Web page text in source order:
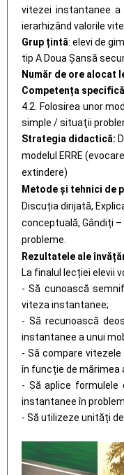
vitezei instantanee a
ierarhizând valorile
Grup țintă: elevi de
tip A Doua Șansă
Număr de ore alocat
Competența
4.2. Folosirea unor
simple / situaţii
Strategia didactică:
modelul ERRE
extindere)
Metode și tehnici de
Discuția dirijată,
conceptuală, Gândiți
probleme.
Rezultatele ale
La finalul lecției elevii
-Să cunoască
viteza instantanee;
- Să recunoască
instantanee a unui
- Să compare
în funcție de mărimea
- Să aplice
instantanee în
- Să utilizeze unități